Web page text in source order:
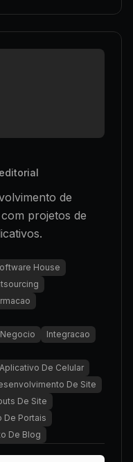
de
projetos de
House
Integracao
Aplicativo De Celular
De Site
De Site
De Portais
De Blog